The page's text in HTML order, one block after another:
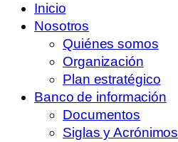
Inicio
Nosotros
Quiénes somos
Organización
Plan estratégico
Banco de información
Documentos
Siglas y Acrónimos